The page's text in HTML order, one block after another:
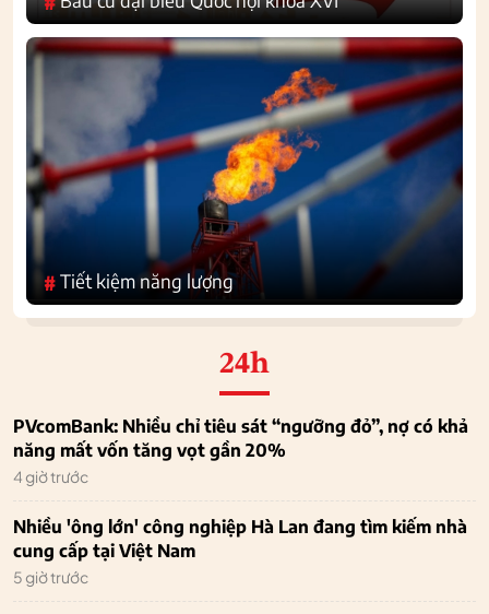
#Tiết kiệm năng lượng
24h
PVcomBank: Nhiều chỉ tiêu sát “ngưỡng đỏ”, nợ có khả
năng mất vốn tăng vọt gần 20%
4 giờ trước
Nhiều 'ông lớn' công nghiệp Hà Lan đang tìm kiếm nhà
cung cấp tại Việt Nam
5 giờ trước